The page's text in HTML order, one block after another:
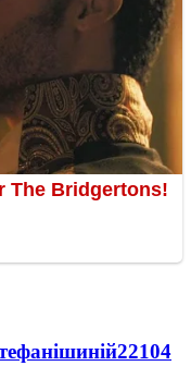
22104